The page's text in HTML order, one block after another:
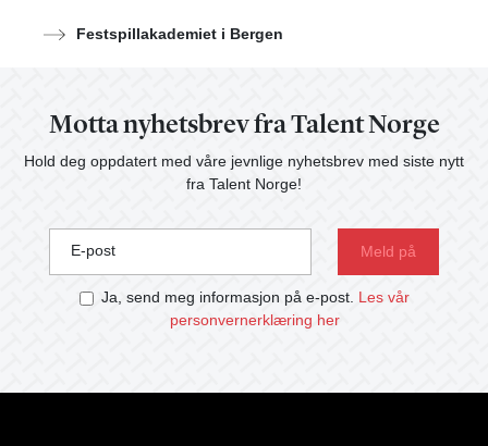
Festspillakademiet i Bergen
Motta nyhetsbrev fra Talent Norge
Hold deg oppdatert med våre jevnlige nyhetsbrev med siste nytt
fra Talent Norge!
E-post
Ja, send meg informasjon på e-post. Les vår
personvernerklæring her